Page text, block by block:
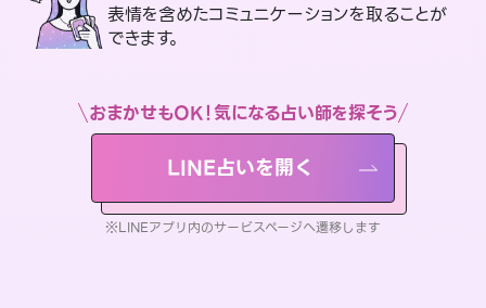
表情を含めたコミュニケーションを取ることが
できます。
おまかせもOK！気になる占い師を探そう
LINE占いを開く
※LINEアプリ内のサービスページへ遷移します